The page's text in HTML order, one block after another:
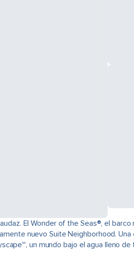
El Wonder of the Seas®, el
nuevo Suite Neighborhood.
un mundo bajo el agua lleno